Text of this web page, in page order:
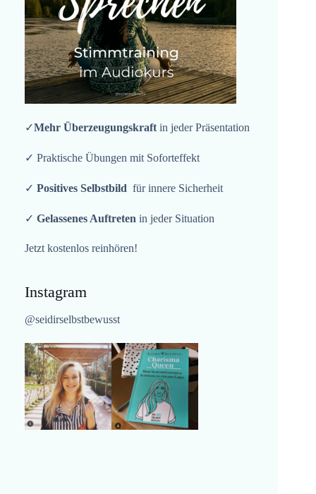
✓Mehr Überzeugungskraft in jeder Präsentation
✓ Praktische Übungen mit Soforteffekt
✓ Positives Selbstbild für innere Sicherheit
✓ Gelassenes Auftreten in jeder Situation
Jetzt kostenlos reinhören!
Instagram
@seidirselbstbewusst